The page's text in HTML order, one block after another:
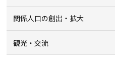
関係人口の創出・拡大
観光・交流